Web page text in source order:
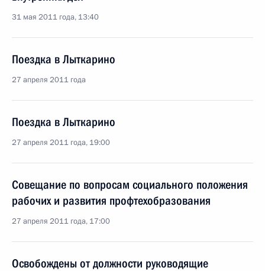
31 мая 2011 года, 13:40
Поездка в Лыткарино
27 апреля 2011 года
Поездка в Лыткарино
27 апреля 2011 года, 19:00
Совещание по вопросам социального положения
рабочих и развития профтехобразования
27 апреля 2011 года, 17:00
Освобождены от должности руководящие